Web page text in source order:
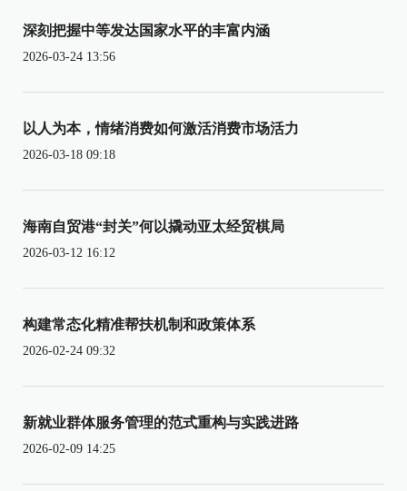
深刻把握中等发达国家水平的丰富内涵
2026-03-24 13:56
以人为本，情绪消费如何激活消费市场活力
2026-03-18 09:18
海南自贸港“封关”何以撬动亚太经贸棋局
2026-03-12 16:12
构建常态化精准帮扶机制和政策体系
2026-02-24 09:32
新就业群体服务管理的范式重构与实践进路
2026-02-09 14:25